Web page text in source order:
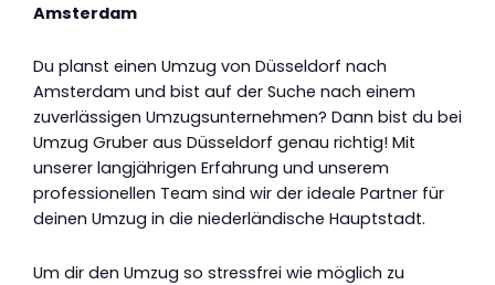
Amsterdam
Du planst einen Umzug von Düsseldorf nach
Amsterdam und bist auf der Suche nach einem
zuverlässigen Umzugsunternehmen? Dann bist du bei
Umzug Gruber aus Düsseldorf genau richtig! Mit
unserer langjährigen Erfahrung und unserem
professionellen Team sind wir der ideale Partner für
deinen Umzug in die niederländische Hauptstadt.
Um dir den Umzug so stressfrei wie möglich zu